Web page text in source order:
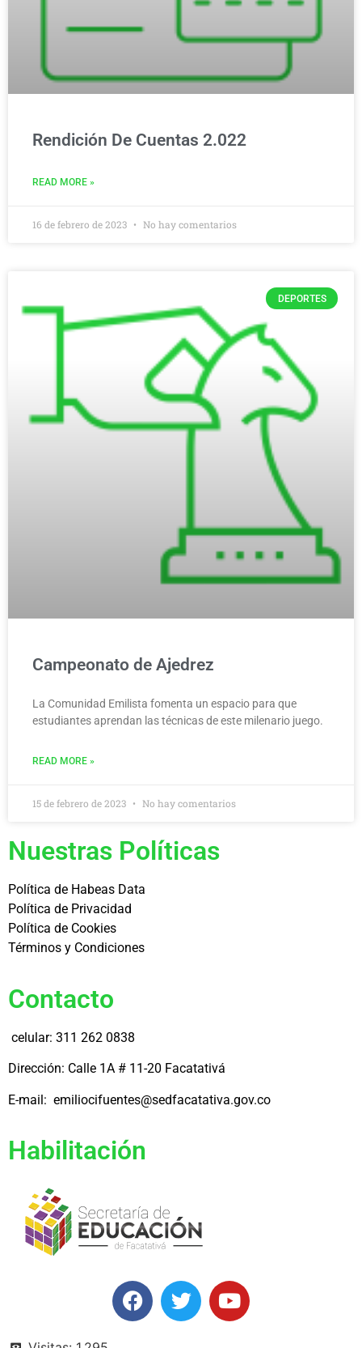
Rendición De Cuentas 2.022
READ MORE »
16 de febrero de 2023 No hay comentarios
DEPORTES
Campeonato de Ajedrez
La Comunidad Emilista fomenta un espacio para que
estudiantes aprendan las técnicas de este milenario juego.
READ MORE »
15 de febrero de 2023 No hay comentarios
Nuestras Políticas
Política de Habeas Data
Política de Privacidad
Política de Cookies
Términos y Condiciones
Contacto
celular: 311 262 0838
Dirección: Calle 1A # 11-20 Facatativá
E-mail: emiliocifuentes@sedfacatativa.gov.co
Habilitación